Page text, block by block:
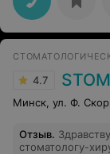
ощущения.
4.7
Минск, ул. Ф.
Отзыв. Здравствуйте Хотела выразить
стоматологу-